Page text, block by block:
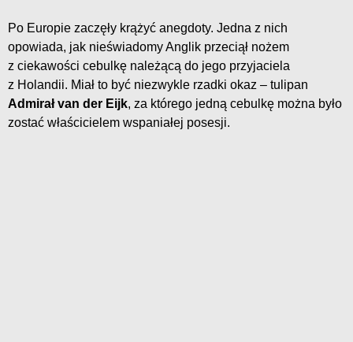
Po Europie zaczęły krążyć anegdoty. Jedna z nich
opowiada, jak nieświadomy Anglik przeciął nożem
z ciekawości cebulkę należącą do jego przyjaciela
z Holandii. Miał to być niezwykle rzadki okaz – tulipan
Admirał van der Eijk, za którego jedną cebulkę można było
zostać właścicielem wspaniałej posesji.